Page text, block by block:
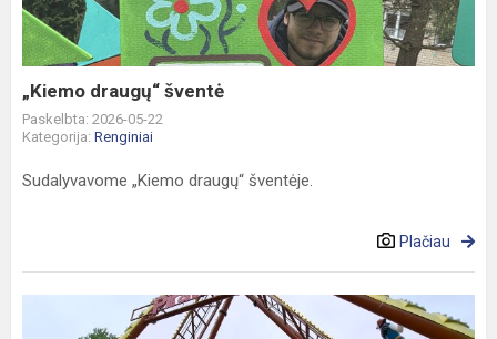
„Kiemo draugų“ šventė
Paskelbta: 2026-05-22
Kategorija: Renginiai
Sudalyvavome „Kiemo draugų“ šventėje.
Plačiau